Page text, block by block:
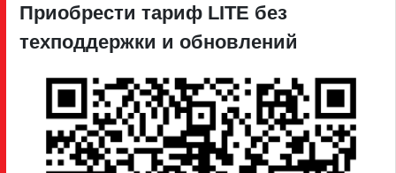
Приобрести тариф LITE без
техподдержки и обновлений